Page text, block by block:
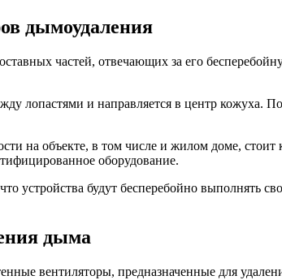
дымоудаления
частей, отвечающих за его
лопастями и направляется в центр кожуха.
на объекте, в том числе и жилом доме,
оборудование.
устройства будут бесперебойно выполнять
дыма
вентиляторы, предназначенные для